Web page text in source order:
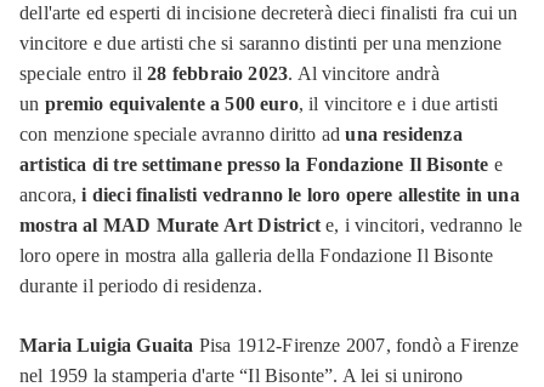
dell'arte ed esperti di incisione decreterà dieci finalisti fra cui un
vincitore e due artisti che si saranno distinti per una menzione
speciale entro il28 febbraio 2023. Al vincitore andrà
un premio equivalente a 500 euro, il vincitore e i due artisti
con menzione speciale avranno diritto aduna residenza
artistica di tre settimane presso la Fondazione Il Bisonte e
ancora,i dieci finalisti vedranno le loro opere allestite in una
mostra al MAD Murate Art Districte, i vincitori, vedranno le
loro opere in mostra alla galleria della Fondazione Il Bisonte
durante il periodo di residenza.
Maria Luigia Guaita Pisa 1912-Firenze 2007, fondò a Firenze
nel 1959 la stamperia d'arte “Il Bisonte”. A lei si unirono